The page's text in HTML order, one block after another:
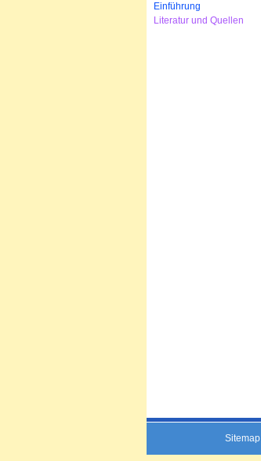
Navigation
überspringen
Einführung
Literatur und Quellen
Sitemap